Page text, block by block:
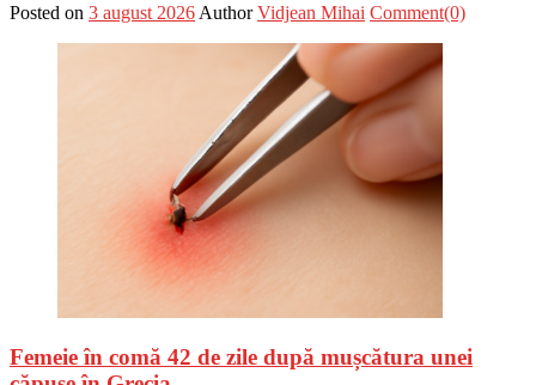
Posted on 3 august 2026 Author Vidjean Mihai Comment(0)
Femeie în comă 42 de zile după mușcătura unei